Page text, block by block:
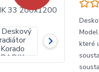
které